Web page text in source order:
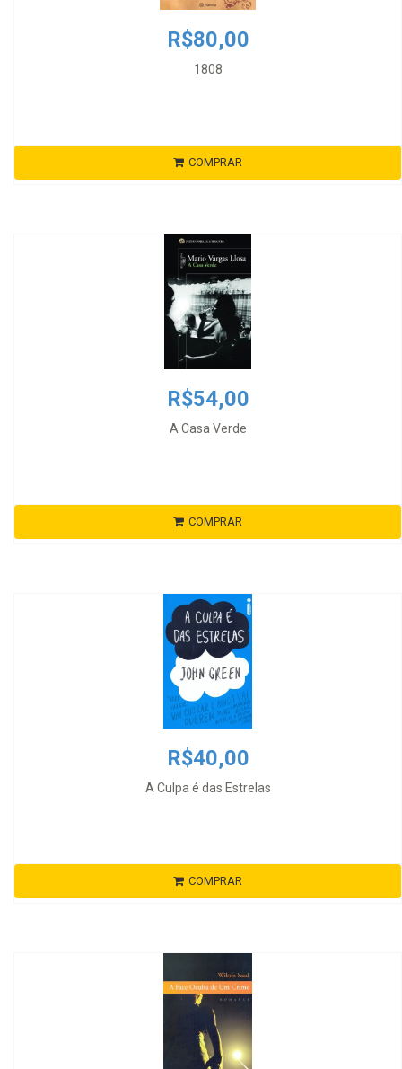
R$80,00
1808
COMPRAR
R$54,00
A Casa Verde
COMPRAR
R$40,00
A Culpa é das Estrelas
COMPRAR